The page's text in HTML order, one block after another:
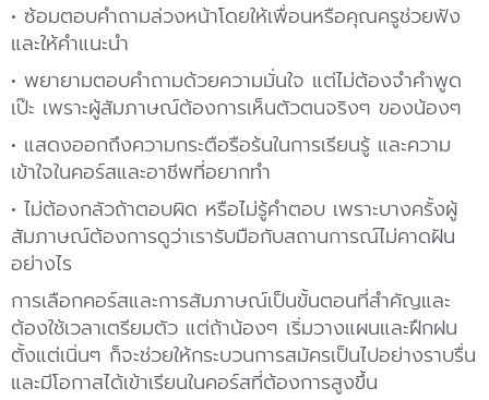
• ซ้อมตอบคำถามล่วงหน้าโดยให้เพื่อนหรือคุณครูช่วยฟัง
และให้คำแนะนำ
• พยายามตอบคำถามด้วยความมั่นใจ แต่ไม่ต้องจำคำพูด
เป๊ะ เพราะผู้สัมภาษณ์ต้องการเห็นตัวตนจริงๆ ของน้องๆ
• แสดงออกถึงความกระตือรือร้นในการเรียนรู้ และความ
เข้าใจในคอร์สและอาชีพที่อยากทำ
• ไม่ต้องกลัวถ้าตอบผิด หรือไม่รู้คำตอบ เพราะบางครั้งผู้
สัมภาษณ์ต้องการดูว่าเรารับมือกับสถานการณ์ไม่คาดฝัน
อย่างไร
การเลือกคอร์สและการสัมภาษณ์เป็นขั้นตอนที่สำคัญและ
ต้องใช้เวลาเตรียมตัว แต่ถ้าน้องๆ เริ่มวางแผนและฝึกฝน
ตั้งแต่เนิ่นๆ ก็จะช่วยให้กระบวนการสมัครเป็นไปอย่างราบรื่น
และมีโอกาสได้เข้าเรียนในคอร์สที่ต้องการสูงขึ้น